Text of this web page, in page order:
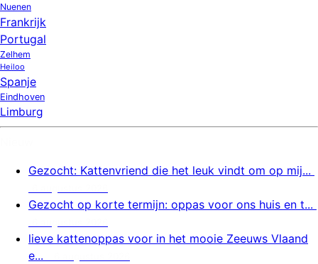
Nuenen
Frankrijk
Portugal
Zelhem
Heiloo
Spanje
Eindhoven
Limburg
Gezocht: Kattenvriend die het leuk vindt om op mij...
Gezocht op korte termijn: oppas voor ons huis en t...
lieve kattenoppas voor in het mooie Zeeuws Vlaand
e...